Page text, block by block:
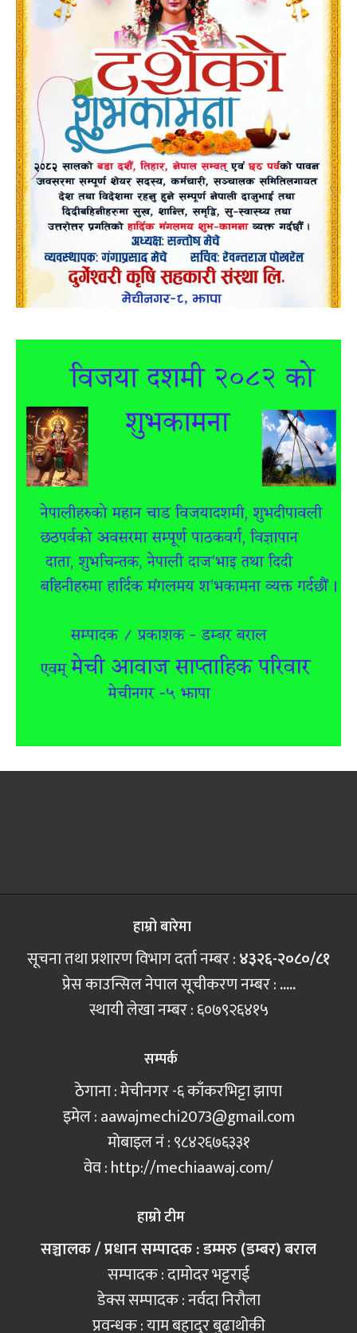
हाम्रो बारेमा
सूचना तथा प्रशारण विभाग दर्ता नम्बर :४३२६-२०८०/८१
प्रेस काउन्सिल नेपाल सूचीकरण नम्बर :.....
स्थायी लेखा नम्बर : ६०७९२६४१५
सम्पर्क
ठेगाना : मेचीनगर -६ काँकरभिट्टा झापा
इमेल :aawajmechi2073@gmail.com
मोबाइल नं‍ : ९८४२६७६३३१
वेव : http://mechiaawaj.com/
हाम्रो टीम
सञ्चालक / प्रधान सम्पादक : डम्मरु (डम्बर) बराल
सम्पादक : दामोदर भट्टराई
डेक्स सम्पादक : नर्वदा निरौला
प्रवन्धक : याम बहादुर बुढाथोकी